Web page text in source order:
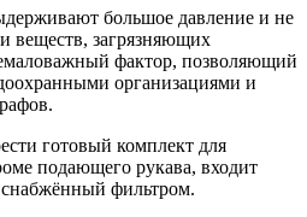
большое давление и не
веществ, загрязняющих
фактор, позволяющий
организациями и
готовый комплект для
подающего рукава, входит
фильтром.